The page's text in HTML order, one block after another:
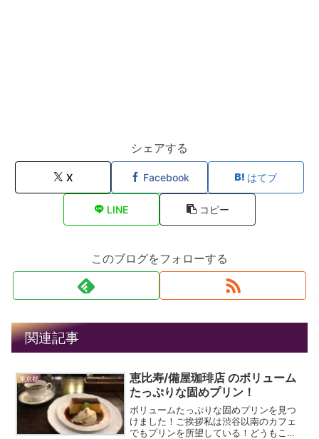
シェアする
X Facebook はてブ
LINE コピー
このブログをフォローする
関連記事
東京都
恵比寿/備屋珈琲店 のボリューム
たっぷりな固めプリン！
ボリュームたっぷりな固めプリンを見つ
けました！ご挨拶私は渋谷以南のカフェ
でもプリンを所望している！どうもこん